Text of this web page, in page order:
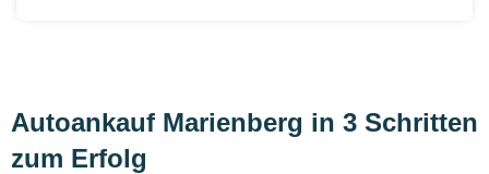
Autoankauf Marienberg in 3 Schritten
zum Erfolg